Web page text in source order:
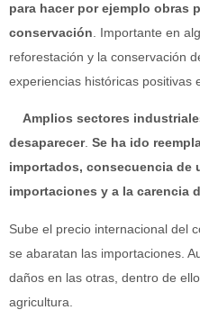
para hacer por ejemplo obras
conservación . Importante en
reforestación y la conservación
experiencias históricas positivas
Amplios sectores
desaparecer. Se ha ido
importados, consecuencia de
importaciones y a la carencia
Sube el precio internacional del
se abaratan las importaciones.
daños en las otras, dentro de
agricultura.